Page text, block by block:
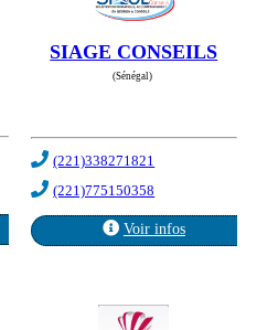
SIAGE CONSEILS
(Sénégal)
(221)338271821
(221)775150358
Voir infos